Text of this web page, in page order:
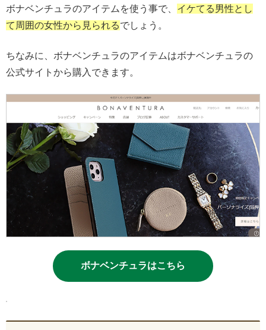
ボナベンチュラのアイテムを使う事で、 イケてる男性とし
て周囲の女性から見られるでしょう。
ちなみに、ボナベンチュラのアイテムはボナベンチュラの
公式サイトから購入できます。
ボナベンチュラはこちら